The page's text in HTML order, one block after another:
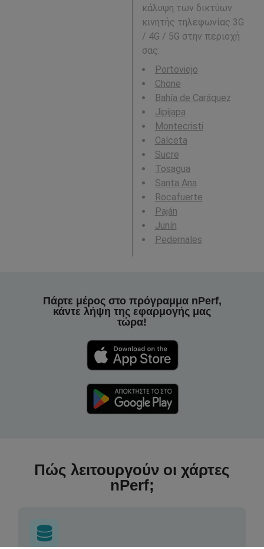
κάλυψη των δικτύων
κινητής τηλεφωνίας 3G
/ 4G / 5G στην περιοχή
σας:
Portoviejo
Chone
Bahía de Caráquez
Jipijapa
Montecristi
Calceta
Sucre
Tosagua
Santa Ana
Rocafuerte
Paján
Junín
Pedernales
Πάρτε μέρος στο πρόγραμμα nPerf,
κάντε λήψη της εφαρμογής μας
τώρα!
Πώς λειτουργούν οι χάρτες
nPerf;